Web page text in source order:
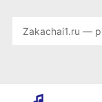
Zakachai1.ru —